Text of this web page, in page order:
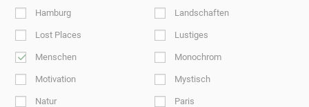
Hamburg Landschaften
Lost Places Lustiges
Menschen Monochrom
Motivation Mystisch
Natur Paris